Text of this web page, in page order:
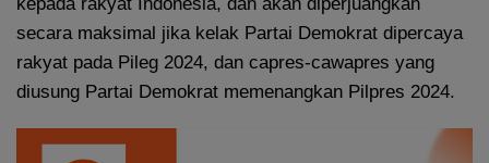
secara maksimal jika kelak Partai Demokrat dipercaya
rakyat pada Pileg 2024, dan capres-cawapres yang
diusung Partai Demokrat memenangkan Pilpres 2024.